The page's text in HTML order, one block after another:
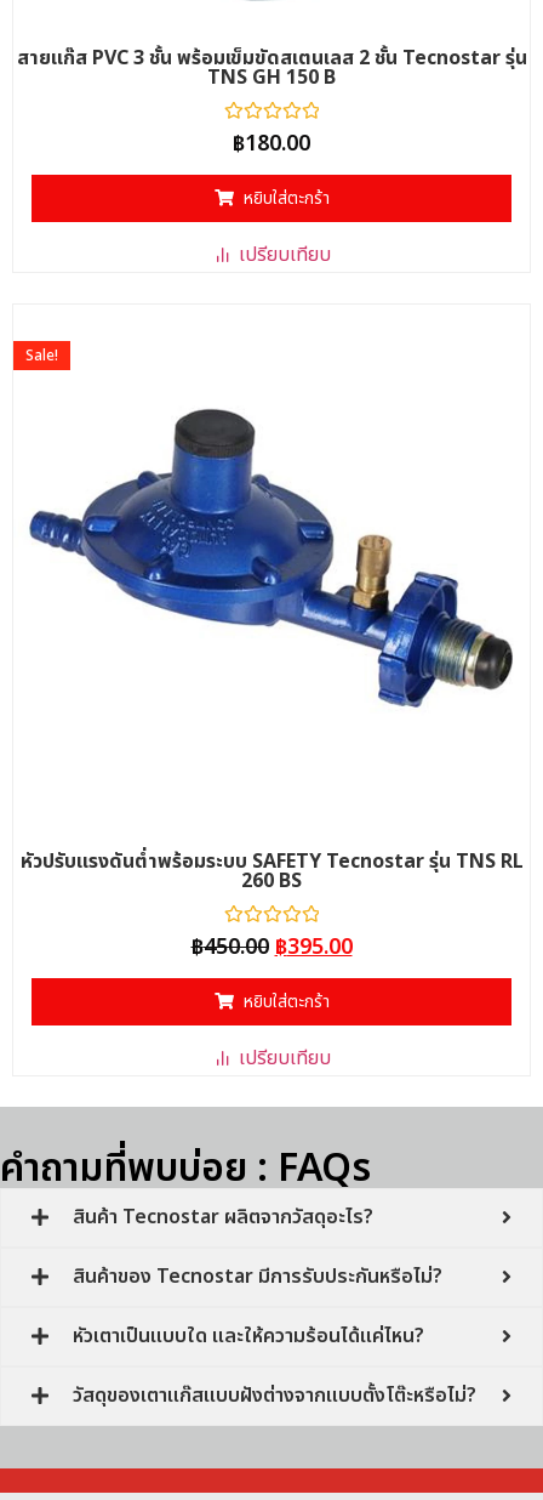
สายแก๊ส PVC 3 ชั้น พร้อมเข็มขัดสเตนเลส 2 ชั้น Tecnostar รุ่น
TNS GH 150 B
ให้
คะแนน
0
ตั้งแต่
1-
5
฿180.00
หยิบใส่ตะกร้า
เปรียบเทียบ
หัวปรับแรงดันต่ำพร้อมระบบ SAFETY Tecnostar รุ่น TNS RL
260 BS
ให้
คะแนน
0
ตั้งแต่
1-
5
฿450.00฿395.00
Sale!
หยิบใส่ตะกร้า
เปรียบเทียบ
คำถามที่พบบ่อย : FAQs
สินค้า Tecnostar ผลิตจากวัสดุอะไร?
สินค้าของ Tecnostar มีการรับประกันหรือไม่?
หัวเตาเป็นแบบใด และให้ความร้อนได้แค่ไหน?
วัสดุของเตาแก๊สแบบฝังต่างจากแบบตั้งโต๊ะหรือไม่?